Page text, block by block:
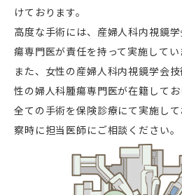
けております。
高度な手術には、産婦人科内視鏡
瘍専門医が責任を持って実施してい
また、女性の産婦人科内視鏡学会
性の婦人科腫瘍専門医が在籍してお
全ての手術を保険診療にて実施し
察時に担当医師にご相談ください。